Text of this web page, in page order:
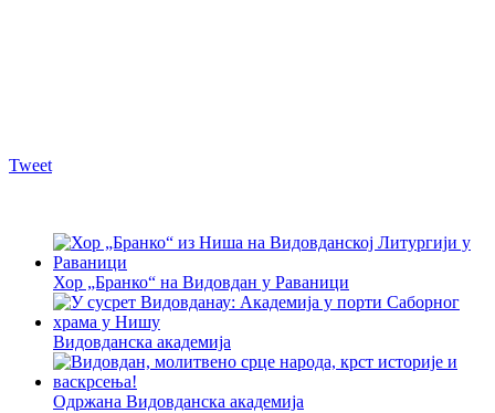
Tweet
Хор „Бранко“ на Видовдан у Раваници
Видовданска академија
Одржана Видовданска академија